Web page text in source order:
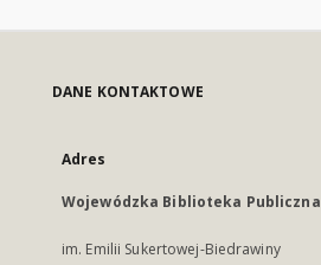
DANE KONTAKTOWE
Adres
Wojewódzka Biblioteka Publiczna
im. Emilii Sukertowej-Biedrawiny